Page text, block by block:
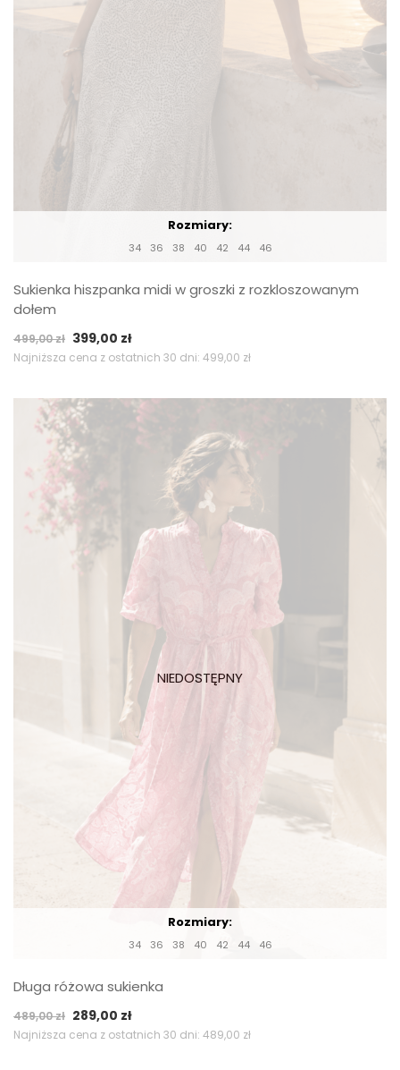
Rozmiary:
34 36 38 40 42 44 46
Sukienka hiszpanka midi w groszki z rozkloszowanym
dołem
499,00zł Pierwotna
cena
499,00 zł.
399,00 złAktualna
cena
399,00 zł.
Najniższa cena z ostatnich 30 dni: 499,00 zł
Rozmiary:
34 36 38 40 42 44 46
Długa różowa sukienka
489,00zł Pierwotna
cena
289,00 złAktualna
cena
Najniższa cena z ostatnich 30 dni: 489,00 zł